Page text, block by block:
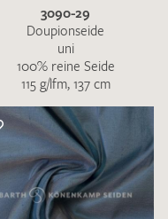
3090-29
Doupionseide
uni
100% reine Seide
115 g/lfm, 137 cm